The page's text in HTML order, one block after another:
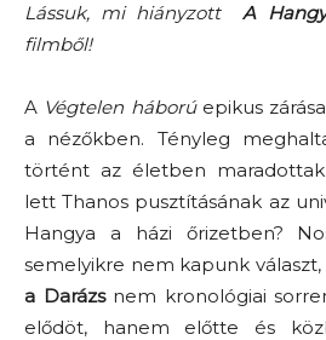
Lássuk, mi hiányzottA
filmből!
A Végtelen háborúepikus
a nézőkben. Tényleg
történt az életben
lett Thanos pusztításának az
Hangya a házi őrizetben?
semelyikre nem kapunk választ,
a Darázsnem kronológiai
elődöt, hanem előtte és